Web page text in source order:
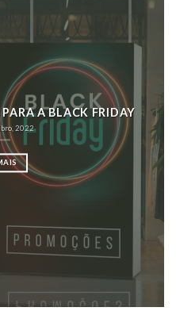
A BLACK FRIDAY
2022